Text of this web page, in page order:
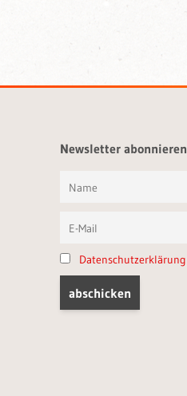
Newsletter abonnieren
Datenschutzerklärung